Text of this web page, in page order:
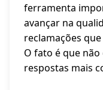
ferramenta
avançar na
reclamações
O fato é que
respostas mais